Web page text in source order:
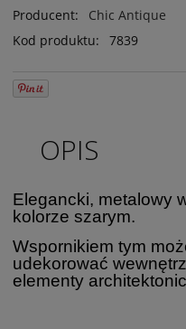
Producent:
Chic Antique
Kod produktu:
7839
OPIS
Elegancki, metalowy
kolorze szarym.
Wspornikiem tym
udekorować
elementy